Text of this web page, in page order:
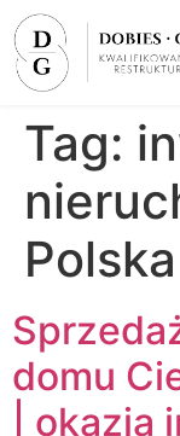
Tag:
Polska
domu
|